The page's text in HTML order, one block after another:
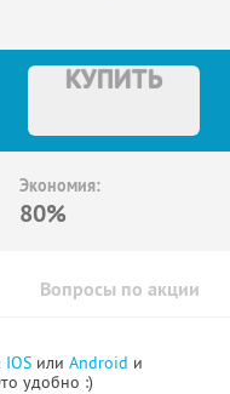
КУПИТЬ
Экономия:
80%
Вопросы по акции
IOS или Android и
удобно :)